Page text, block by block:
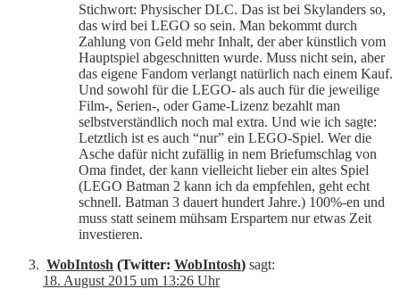
Stichwort: Physischer DLC. Das ist bei Skylanders so,
das wird bei LEGO so sein. Man bekommt durch
Zahlung von Geld mehr Inhalt, der aber künstlich vom
Hauptspiel abgeschnitten wurde. Muss nicht sein, aber
das eigene Fandom verlangt natürlich nach einem Kauf.
Und sowohl für die LEGO- als auch für die jeweilige
Film-, Serien-, oder Game-Lizenz bezahlt man
selbstverständlich noch mal extra. Und wie ich sagte:
Letztlich ist es auch “nur” ein LEGO-Spiel. Wer die
Asche dafür nicht zufällig in nem Briefumschlag von
Oma findet, der kann vielleicht lieber ein altes Spiel
(LEGO Batman 2 kann ich da empfehlen, geht echt
schnell. Batman 3 dauert hundert Jahre.) 100%-en und
muss statt seinem mühsam Erspartem nur etwas Zeit
investieren.
WobIntosh (Twitter: WobIntosh) sagt:
18. August 2015 um 13:26 Uhr